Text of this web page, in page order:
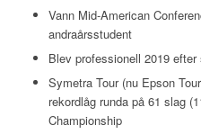
Vann Mid-American
andraårsstudent
Blev professionell 2019 efter
Symetra Tour (nu Epson
rekordlåg runda på 61 slag
Championship